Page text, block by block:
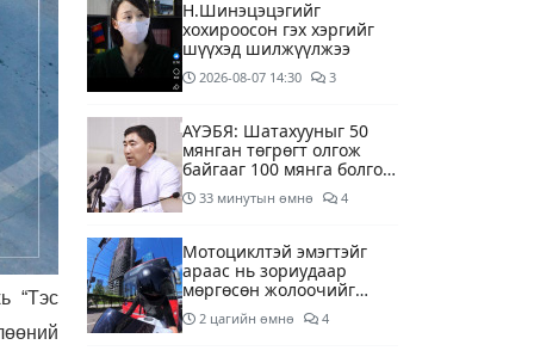
“Тэс
Н.Шинэцэцэгийг
хохироосон гэх хэргийг
шүүхэд шилжүүлжээ
2026-08-07 14:30 3
АҮЭБЯ: Шатахууныг 50
мянган төгрөгт олгож
байгааг 100 мянга болгож
нэмэгдүүлэхээр ажиллаж
байна
33 минутын өмнө 4
Мотоциклтэй эмэгтэйг
араас нь зориудаар
мөргөсөн жолоочийг
ажлаас нь чөлөөлжээ
2 цагийн өмнө 4